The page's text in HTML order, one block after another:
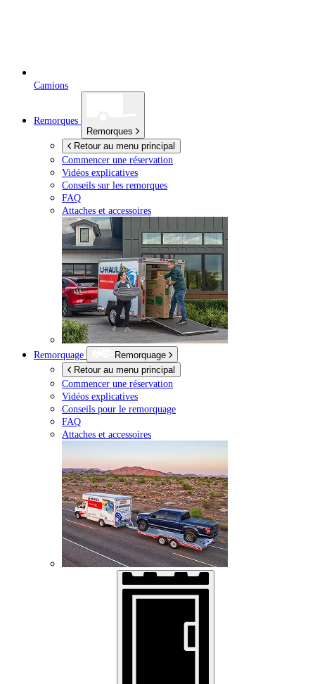
Camions
Remorques
Remorques
Retour au menu principal
Commencer une réservation
Vidéos explicatives
Conseils sur les remorques
FAQ
Attaches et accessoires
Remorquage
Remorquage
Retour au menu principal
Commencer une réservation
Vidéos explicatives
Conseils pour le remorquage
FAQ
Attaches et accessoires